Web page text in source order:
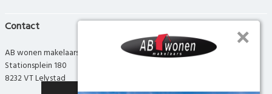
Contact
AB wonen makelaars
Stationsplein 180
8232 VT Lelystad